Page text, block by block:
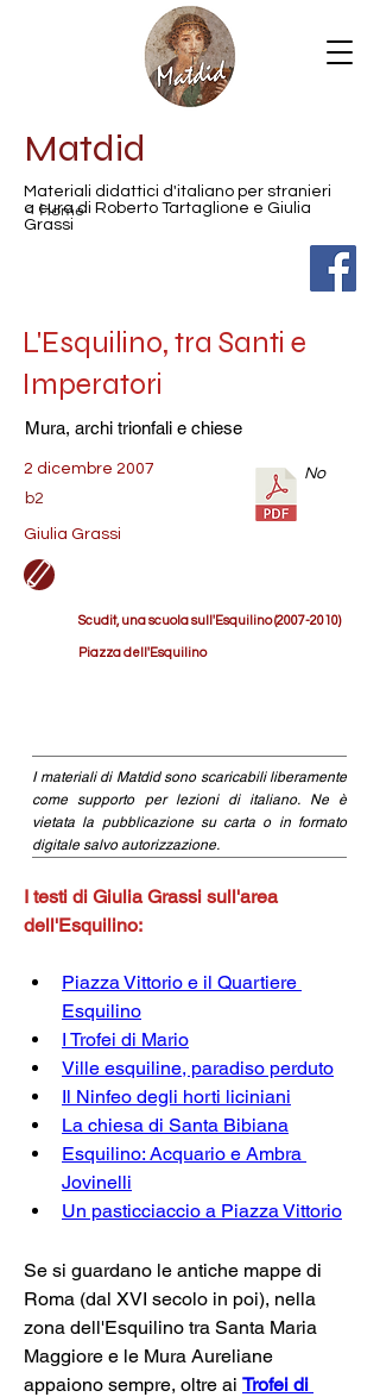
Matdid
Materiali didattici d'italiano per stranieri
a cura di Roberto Tartaglione e Giulia
Grassi
< Home
L'Esquilino, tra Santi e
Imperatori
Mura, archi trionfali e chiese
2 dicembre 2007
b2
Giulia Grassi
No
Scudit, una scuola sull'Esquilino (2007-2010)
Piazza dell'Esquilino
I materiali di Matdid sono scaricabili liberamente
come supporto per lezioni di italiano. Ne è
vietata la pubblicazione su carta o in formato
digitale salvo autorizzazione.
I testi di Giulia Grassi sull'area
dell'Esquilino:
Piazza Vittorio e il Quartiere
Esquilino
I Trofei di Mario
Ville esquiline, paradiso perduto
Il Ninfeo degli horti liciniani
La chiesa di Santa Bibiana
Esquilino: Acquario e Ambra
Jovinelli
Un pasticciaccio a Piazza Vittorio
Se si guardano le antiche mappe di
Roma (dal XVI secolo in poi), nella
zona dell'Esquilino tra Santa Maria
Maggiore e le Mura Aureliane
appaiono sempre, oltre ai Trofei di